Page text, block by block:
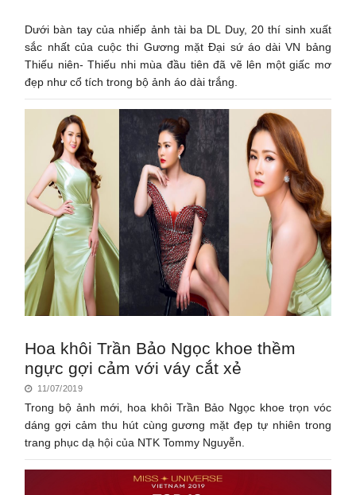
Dưới bàn tay của nhiếp ảnh tài ba DL Duy, 20 thí sinh xuất
sắc nhất của cuộc thi Gương mặt Đại sứ áo dài VN bảng
Thiếu niên- Thiếu nhi mùa đầu tiên đã vẽ lên một giấc mơ
đẹp như cổ tích trong bộ ảnh áo dài trắng.
Hoa khôi Trần Bảo Ngọc khoe thềm
ngực gợi cảm với váy cắt xẻ
11/07/2019
Trong bộ ảnh mới, hoa khôi Trần Bảo Ngọc khoe trọn vóc
dáng gợi cảm thu hút cùng gương mặt đẹp tự nhiên trong
trang phục dạ hội của NTK Tommy Nguyễn.